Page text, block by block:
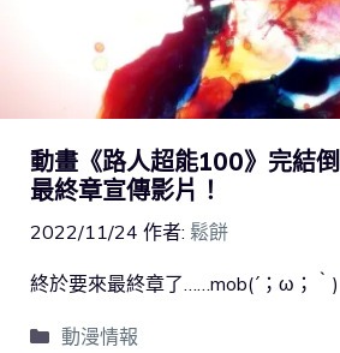
動畫《路人超能100》完結
最終章宣傳影片！
2022/11/24 作者: 鬆餅
終於要來最終章了……mob(´；ω；｀)
動漫情報